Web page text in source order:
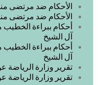
الأحكام ضد مرتضى
الأحكام ضد مرتضى
أحكام ببراءة الخطيب
آل الشيخ
أحكام ببراءة الخطيب
آل الشيخ
تقرير وزارة الرياضة
تقرير وزارة الرياضة